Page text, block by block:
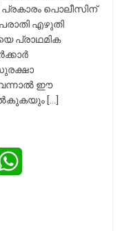
പൊലീസിന്
എഴുതി
പ്രാഥമിക
വന്നാൽ ഈ
[…]